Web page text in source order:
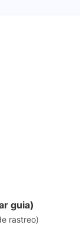
guia)
rastreo)